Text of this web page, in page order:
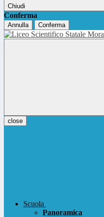
Chiudi
Conferma
Annulla Conferma
close
Scuola
Panoramica